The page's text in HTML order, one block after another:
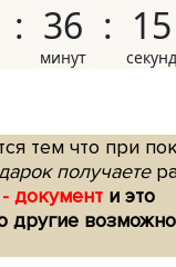
36 14
тем что при
получаете
документ и это
другие